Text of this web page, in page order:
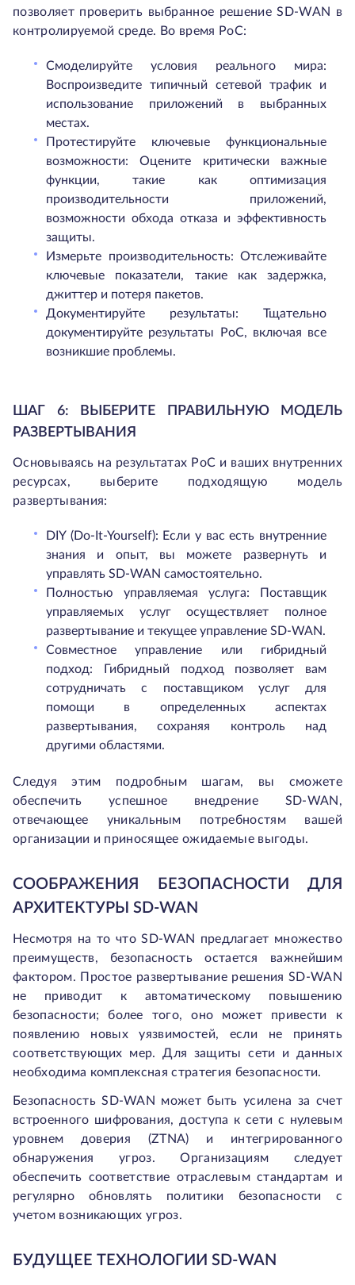
позволяет проверить выбранное решение SD-WAN в
контролируемой среде. Во время PoC:
Смоделируйте условия реального мира:
Воспроизведите типичный сетевой трафик и
использование приложений в выбранных
местах.
Протестируйте ключевые функциональные
возможности: Оцените критически важные
функции, такие как оптимизация
производительности приложений,
возможности обхода отказа и эффективность
защиты.
Измерьте производительность: Отслеживайте
ключевые показатели, такие как задержка,
джиттер и потеря пакетов.
Документируйте результаты: Тщательно
документируйте результаты PoC, включая все
возникшие проблемы.
ШАГ 6: ВЫБЕРИТЕ ПРАВИЛЬНУЮ МОДЕЛЬ
РАЗВЕРТЫВАНИЯ
Основываясь на результатах PoC и ваших внутренних
ресурсах, выберите подходящую модель
развертывания:
DIY (Do-It-Yourself): Если у вас есть внутренние
знания и опыт, вы можете развернуть и
управлять SD-WAN самостоятельно.
Полностью управляемая услуга: Поставщик
управляемых услуг осуществляет полное
развертывание и текущее управление SD-WAN.
Совместное управление или гибридный
подход: Гибридный подход позволяет вам
сотрудничать с поставщиком услуг для
помощи в определенных аспектах
развертывания, сохраняя контроль над
другими областями.
Следуя этим подробным шагам, вы сможете
обеспечить успешное внедрение SD-WAN,
отвечающее уникальным потребностям вашей
организации и приносящее ожидаемые выгоды.
СООБРАЖЕНИЯ БЕЗОПАСНОСТИ ДЛЯ
АРХИТЕКТУРЫ SD-WAN
Несмотря на то что SD-WAN предлагает множество
преимуществ, безопасность остается важнейшим
фактором. Простое развертывание решения SD-WAN
не приводит к автоматическому повышению
безопасности; более того, оно может привести к
появлению новых уязвимостей, если не принять
соответствующих мер. Для защиты сети и данных
необходима комплексная стратегия безопасности.
Безопасность SD-WAN может быть усилена за счет
встроенного шифрования, доступа к сети с нулевым
уровнем доверия (ZTNA) и интегрированного
обнаружения угроз. Организациям следует
обеспечить соответствие отраслевым стандартам и
регулярно обновлять политики безопасности с
учетом возникающих угроз.
БУДУЩЕЕ ТЕХНОЛОГИИ SD-WAN